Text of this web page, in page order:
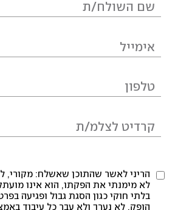
הריני לאשר שהתוכן שאשלח: מקורי,
לא מימנתי את הפקתו, הוא אינו
בלתי חוקי כגון הסגת גבול ופגיעה
הופק, לא נערך ולא עבר כל עיבוד